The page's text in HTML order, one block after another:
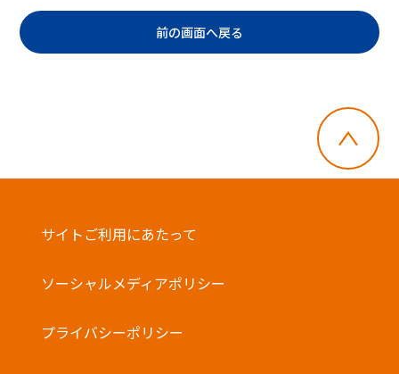
前の画面へ戻る
バーコード決済
サイトご利用にあたって
ソーシャルメディアポリシー
プライバシーポリシー